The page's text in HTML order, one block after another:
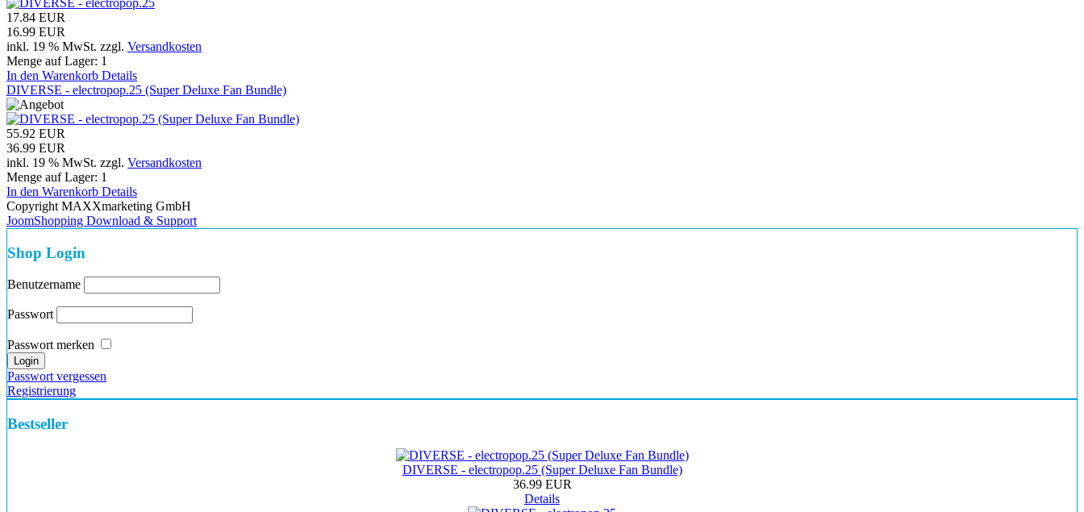
17.84 EUR
16.99 EUR
inkl. 19 % MwSt. zzgl. Versandkosten
Menge auf Lager: 1
In den Warenkorb Details
DIVERSE - electropop.25 (Super Deluxe Fan Bundle)
55.92 EUR
36.99 EUR
inkl. 19 % MwSt. zzgl. Versandkosten
Menge auf Lager: 1
In den Warenkorb Details
Copyright MAXXmarketing GmbH
JoomShopping Download & Support
Shop Login
Benutzername
Passwort
Passwort merken
Passwort vergessen
Registrierung
Bestseller
DIVERSE - electropop.25 (Super Deluxe Fan Bundle)
36.99 EUR
Details